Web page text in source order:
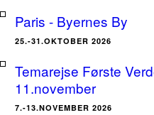
Paris - Byernes By
25.-31.OKTOBER 2026
Temarejse Første
11.november
7.-13.NOVEMBER 2026